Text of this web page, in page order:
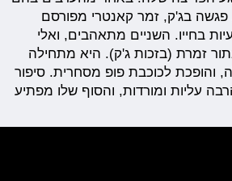
בג'ק, זמר קאנטרי מפורסם
בחייו. השניים מתאהבים, ואלי
זמרת (בזכות ג'ק). היא מתחילה
לכוכבת פופ מסחרית. סיפור
עליות ומורדות, והסוף שלו מפתיע